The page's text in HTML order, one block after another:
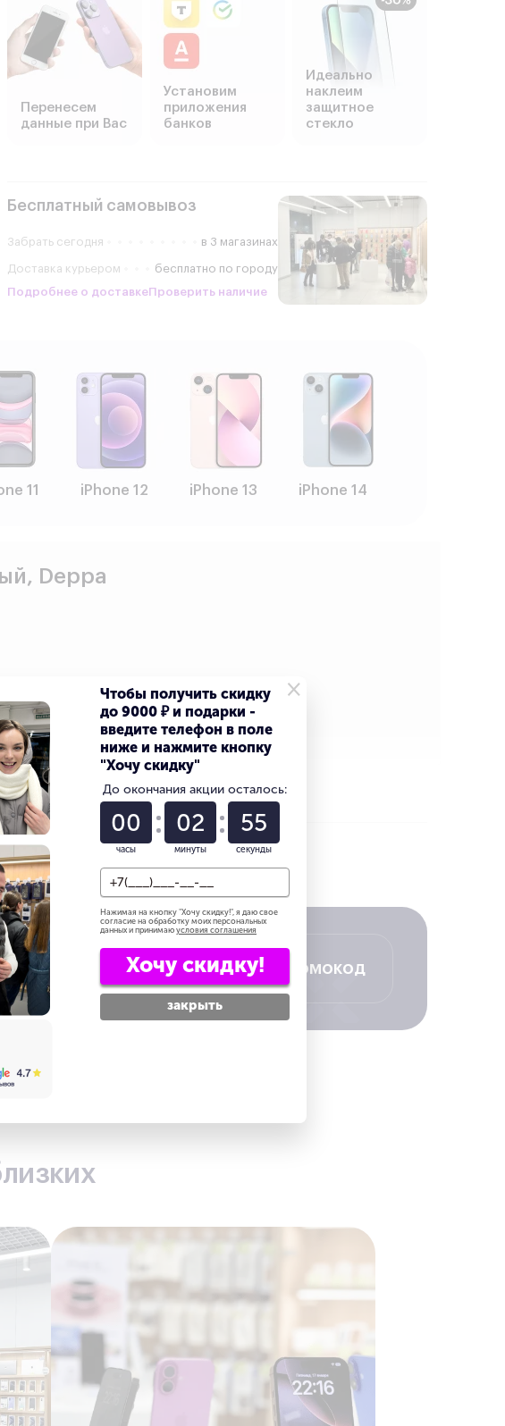
Перенесем
данные при Вас
Установим
приложения
банков
Идеально
наклеим
защитное
стекло
Бесплатный самовывоз
Забрать сегодня в 3 магазинах
Доставка курьером
бесплатно по городу
Подробнее о доставке Проверить наличие
11 iPhone 12 iPhone 13 iPhone 14
Deppa
ещё выгоднее
Получить промокод
×
Чтобы получить скидку
до 9000 ₽ и подарки -
введите телефон в поле
ниже и нажмите кнопку
"Хочу скидку"
До окончания акции осталось:
00
часы
02
минуты
54
секунды
Нажимая на кнопку "Хочу скидку!", я даю свое
согласие на обработку моих персональных
данных и принимаю условия соглашения
Хочу скидку!
закрыть